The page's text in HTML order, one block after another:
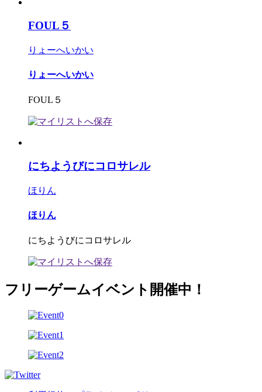
FOUL５
りょーへいかい
りょーへいかい
FOUL５
にちようびにコロサレル
ほりん
ほりん
にちようびにコロサレル
フリーゲームイベント開催中！